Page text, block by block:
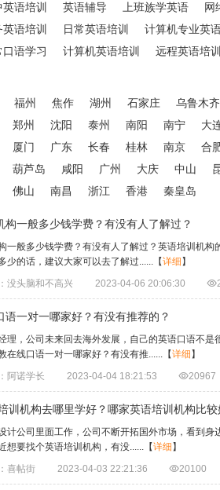
语培训 英语辅导 上班族学英语 网
语培训 日常英语培训 计算机专业英
口语学习 计算机英语培训 远程英语培训
福州 焦作 湖州 石家庄 乌鲁木齐
郑州 沈阳 泰州 南阳 南宁 大
厦门 广东 长春 桂林 南京 合
葫芦岛 咸阳 广州 大庆 中山
佛山 南昌 浙江 香港 秦皇岛
构一般多少钱学费？有没有人了解过？
一般多少钱学费？有没有人了解过？英语培训机
少的话，建议大家可以去了解过...... 【详细 】
没头脑和不高兴
2023-04-06 20:06:30 
语一对一哪家好？有没有推荐的？
理，公司未来回去海外发展，自己的英语口语不
在线口语一对一哪家好？有没有推...... 【详细 】
阿诺学长
2023-04-04 18:21:53 20967
训机构去哪里学好？哪家英语培训机构比较
计公司里面工作，公司不断开拓国外市场，看到身
想要找个英语培训机构，有没...... 【详细 】
喜帖街
2023-04-03 22:21:36 20100